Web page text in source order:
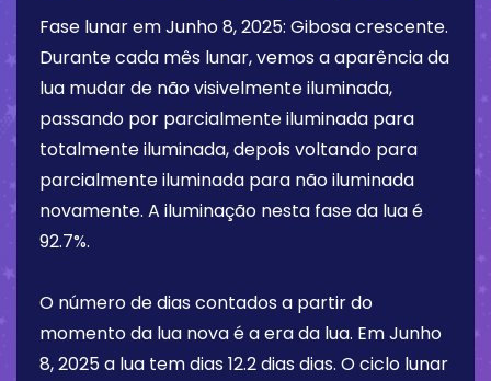
Fase lunar emJunho 8, 2025: Gibosa crescente.
Durante cada mês lunar, vemos a aparência da
lua mudar de não visivelmente iluminada,
passando por parcialmente iluminada para
totalmente iluminada, depois voltando para
parcialmente iluminada para não iluminada
novamente. A iluminação nesta fase da lua é
92.7%.
O número de dias contados a partir do
momento da lua nova é a era da lua. EmJunho
8, 2025a lua tem dias 12.2 dias dias. O ciclo lunar